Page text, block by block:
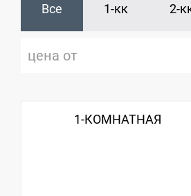
Все 1-кк 2-
1-КОМНАТНАЯ